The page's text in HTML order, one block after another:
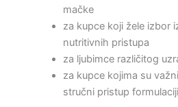
mačke
za kupce koji žele izbor
nutritivnih pristupa
za ljubimce različitog
za kupce kojima su
stručni pristup